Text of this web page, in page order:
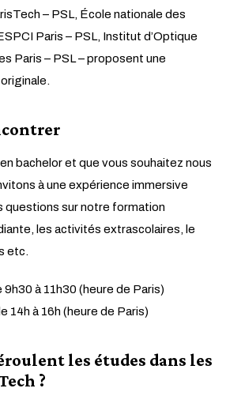
– PSL, École nationale des
Paris – PSL, Institut d’Optique
Paris – PSL – proposent une
bachelor et que vous souhaitez nous
à une expérience immersive
questions sur notre formation
les activités extrascolaires, le
etc.
à 11h30 (heure de Paris)
14h à 16h (heure de Paris)
les études dans les
?